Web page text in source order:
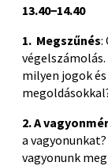
13.40−14.40
1. Megszűnés:
milyen jogok
2. A
a
vagyonunk